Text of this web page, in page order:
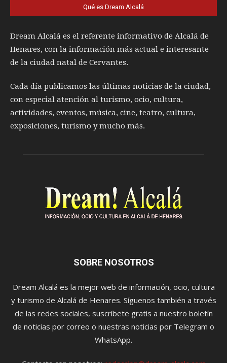
Qué es Dream Alcalá
Dream Alcalá es el referente informativo de Alcalá de
Henares, con la información más actual e interesante
de la ciudad natal de Cervantes.
Cada día publicamos las últimas noticias de la ciudad,
con especial atención al turismo, ocio, cultura,
actividades, eventos, música, cine, teatro, cultura,
exposiciones, turismo y mucho más.
SOBRE NOSOTROS
Dream Alcalá es la mejor web de información, ocio, cultura
y turismo de Alcalá de Henares. Síguenos también a través
de las redes sociales, suscríbete gratis a nuestro boletín
de noticias por correo o nuestras noticias por Telegram o
WhatsApp.